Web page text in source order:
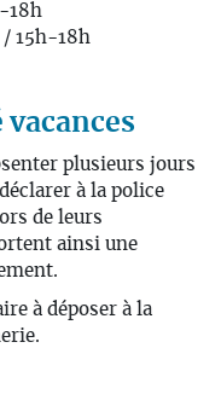
18h
/ 15h-18h
plusieurs jours
à la police
de leurs
ainsi une
à déposer à la